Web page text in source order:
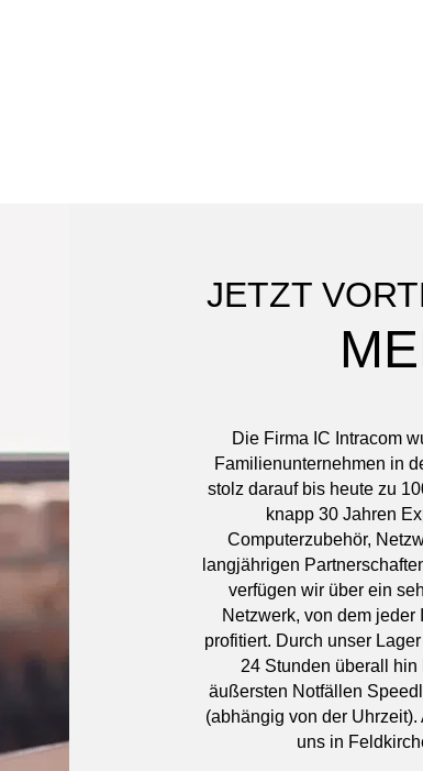
JETZT
Die Firma IC Intracom
Familienunternehmen in
stolz darauf bis heute zu
knapp 30 Jahren
Computerzubehör,
langjährigen
verfügen wir über ein
Netzwerk, von dem jeder
profitiert. Durch unser
24 Stunden überall
äußersten Notfällen
(abhängig von der
uns in